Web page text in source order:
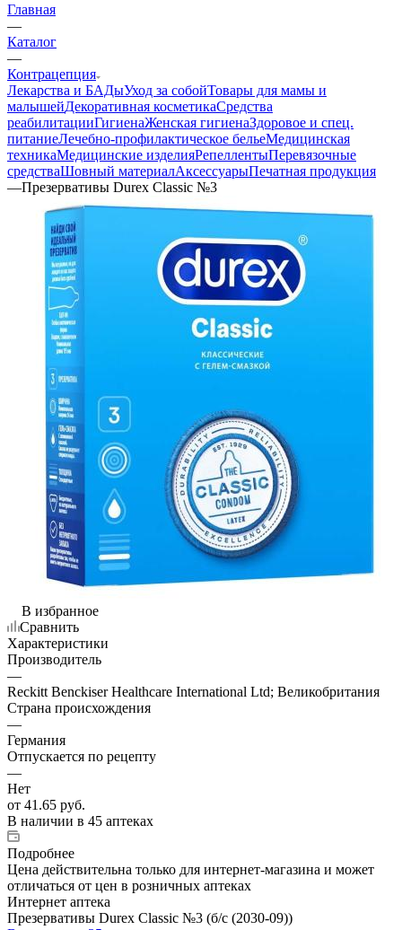
Главная
—
Каталог
—
Контрацепция
Лекарства и БАДыУход за собойТовары для мамы и
малышейДекоративная косметикаСредства
реабилитацииГигиенаЖенская гигиенаЗдоровое и спец.
питаниеЛечебно-профилактическое бельеМедицинская
техникаМедицинские изделияРепеллентыПеревязочные
средстваШовный материалАксессуарыПечатная продукция
—Презервативы Durex Classic №3
В избранное
Сравнить
Характеристики
Производитель
—
Reckitt Benckiser Healthcare International Ltd; Великобритания
Страна происхождения
—
Германия
Отпускается по рецепту
—
Нет
от 41.65 руб.
В наличии в 45 аптеках
Подробнее
Цена действительна только для интернет-магазина и может
отличаться от цен в розничных аптеках
Интернет аптека
Презервативы Durex Classic №3 (б/с (2030-09))